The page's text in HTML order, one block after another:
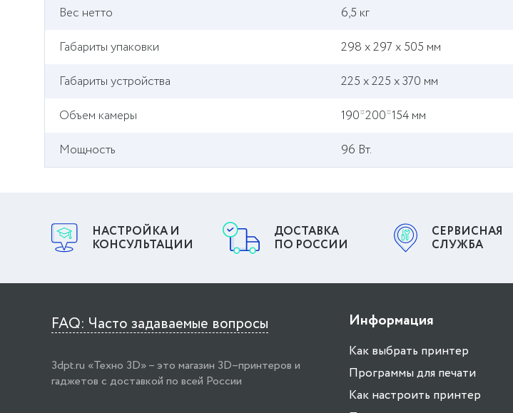
Вес нетто
6,5 кг
Габариты упаковки
298 х 297 х 505 мм
Габариты устройства
225 х 225 х 370 мм
Объем камеры
190*200*154 мм
Мощность
96 Вт.
НАСТРОЙКА И
КОНСУЛЬТАЦИИ
ДОСТАВКА
ПО РОССИИ
СЕРВИСНАЯ
СЛУЖБА
FAQ: Часто задаваемые вопросы
3dpt.ru «Техно 3D» – это магазин 3D–принтеров и
гаджетов с доставкой по всей России
Информация
Как выбрать принтер
Программы для печати
Как настроить принтер